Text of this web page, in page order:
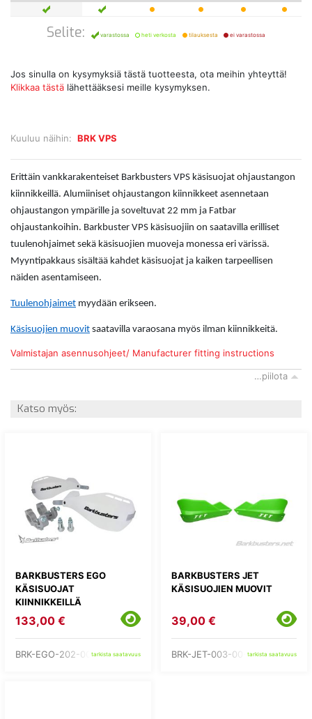
Kuuluu näihin: BRK VPS
Selite: varastossa heti verkosta tilauksesta ei varastossa
Jos sinulla on kysymyksiä tästä tuotteesta, ota meihin yhteyttä!
Klikkaa tästä lähettääksesi meille kysymyksen.
Erittäin vankkarakenteiset Barkbusters VPS käsisuojat ohjaustangon
kiinnikkeillä. Alumiiniset ohjaustangon kiinnikkeet asennetaan
ohjaustangon ympärille ja soveltuvat 22 mm ja Fatbar
ohjaustankoihin. Barkbuster VPS käsisuojiin on saatavilla erilliset
tuulenohjaimet sekä käsisuojien muoveja monessa eri värissä.
Myyntipakkaus sisältää kahdet käsisuojat ja kaiken tarpeellisen
näiden asentamiseen.
Tuulenohjaimet myydään erikseen.
Käsisuojien muovit saatavilla varaosana myös ilman kiinnikkeitä.
Valmistajan asennusohjeet/ Manufacturer fitting instructions
…piilota
Katso myös:
BARKBUSTERS EGO
KÄSISUOJAT
KIINNIKKEILLÄ
133,00 €
BRK-EGO-202-00-WHtarkista saatavuus
BARKBUSTERS JET
KÄSISUOJIEN MUOVIT
39,00 €
BRK-JET-003-00-GRtarkista saatavuus